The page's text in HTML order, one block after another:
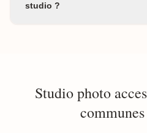
studio ?
Studio photo